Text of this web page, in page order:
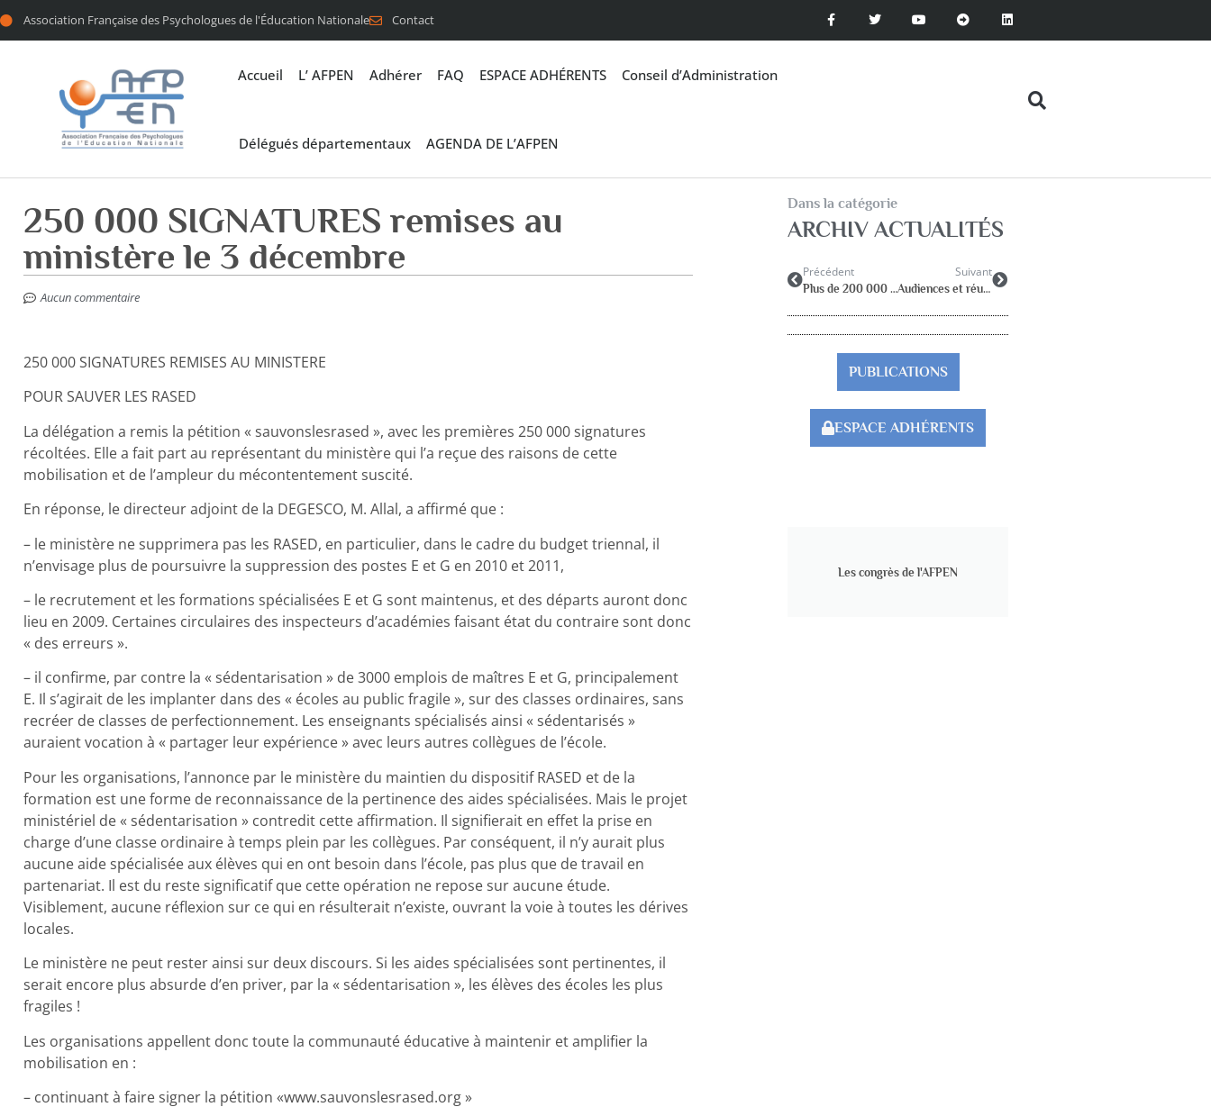
Association Française des Psychologues de l'Éducation Nationale Contact
Accueil L’ AFPEN Adhérer FAQ ESPACE ADHÉRENTS Conseil d’Administration
Délégués départementaux AGENDA DE L’AFPEN
250 000 SIGNATURES remises au
ministère le 3 décembre
Aucun commentaire
250 000 SIGNATURES REMISES AU MINISTERE
POUR SAUVER LES RASED
La délégation a remis la pétition « sauvonslesrased », avec les premières 250 000 signatures
récoltées. Elle a fait part au représentant du ministère qui l’a reçue des raisons de cette
mobilisation et de l’ampleur du mécontentement suscité.
En réponse, le directeur adjoint de la DEGESCO, M. Allal, a affirmé que :
– le ministère ne supprimera pas les RASED, en particulier, dans le cadre du budget triennal, il
n’envisage plus de poursuivre la suppression des postes E et G en 2010 et 2011,
– le recrutement et les formations spécialisées E et G sont maintenus, et des départs auront donc
lieu en 2009. Certaines circulaires des inspecteurs d’académies faisant état du contraire sont donc
« des erreurs ».
– il confirme, par contre la « sédentarisation » de 3000 emplois de maîtres E et G, principalement
E. Il s’agirait de les implanter dans des « écoles au public fragile », sur des classes ordinaires, sans
recréer de classes de perfectionnement. Les enseignants spécialisés ainsi « sédentarisés »
auraient vocation à « partager leur expérience » avec leurs autres collègues de l’école.
Pour les organisations, l’annonce par le ministère du maintien du dispositif RASED et de la
formation est une forme de reconnaissance de la pertinence des aides spécialisées. Mais le projet
ministériel de « sédentarisation » contredit cette affirmation. Il signifierait en effet la prise en
charge d’une classe ordinaire à temps plein par les collègues. Par conséquent, il n’y aurait plus
aucune aide spécialisée aux élèves qui en ont besoin dans l’école, pas plus que de travail en
partenariat. Il est du reste significatif que cette opération ne repose sur aucune étude.
Visiblement, aucune réflexion sur ce qui en résulterait n’existe, ouvrant la voie à toutes les dérives
locales.
Le ministère ne peut rester ainsi sur deux discours. Si les aides spécialisées sont pertinentes, il
serait encore plus absurde d’en priver, par la « sédentarisation », les élèves des écoles les plus
fragiles !
Les organisations appellent donc toute la communauté éducative à maintenir et amplifier la
mobilisation en :
– continuant à faire signer la pétition «www.sauvonslesrased.org »
Dans la catégorie
ARCHIV ACTUALITÉS
Précédent
Plus de 200 000 signatures pour la pétition « sauvonslesrased »
Suivant
Audiences et réunions …
PUBLICATIONS
ESPACE ADHÉRENTS
Les congrès de l'AFPEN